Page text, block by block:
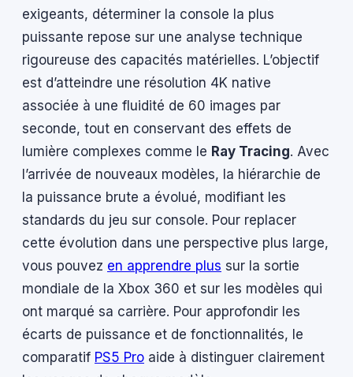
exigeants, déterminer la console la plus
puissante repose sur une analyse technique
rigoureuse des capacités matérielles. L’objectif
est d’atteindre une résolution 4K native
associée à une fluidité de 60 images par
seconde, tout en conservant des effets de
lumière complexes comme le Ray Tracing. Avec
l’arrivée de nouveaux modèles, la hiérarchie de
la puissance brute a évolué, modifiant les
standards du jeu sur console. Pour replacer
cette évolution dans une perspective plus large,
vous pouvez en apprendre plus sur la sortie
mondiale de la Xbox 360 et sur les modèles qui
ont marqué sa carrière. Pour approfondir les
écarts de puissance et de fonctionnalités, le
comparatif PS5 Pro aide à distinguer clairement